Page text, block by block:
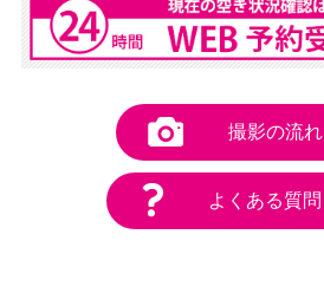
撮影の流れ
よくある質問